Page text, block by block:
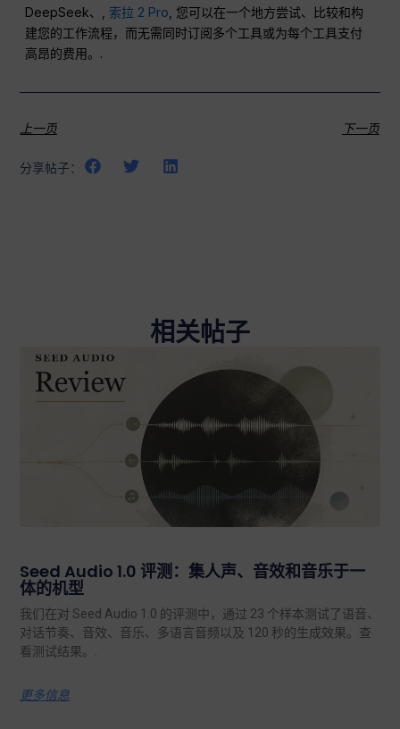
DeepSeek、,
索拉 2 Pro , 您可以在一个地方尝试、比较和构
建您的工作流程，而无需同时订阅多个工具或为每个工具支付
高昂的费用。.
上一页 下一页
分享帖子：
相关帖子
Seed Audio 1.0 评测：集人声、音效和音乐于一
体的机型
我们在对 Seed Audio 1.0 的评测中，通过 23 个样本测试了语音、
对话节奏、音效、音乐、多语言音频以及 120 秒的生成效果。查
看测试结果。.
更多信息